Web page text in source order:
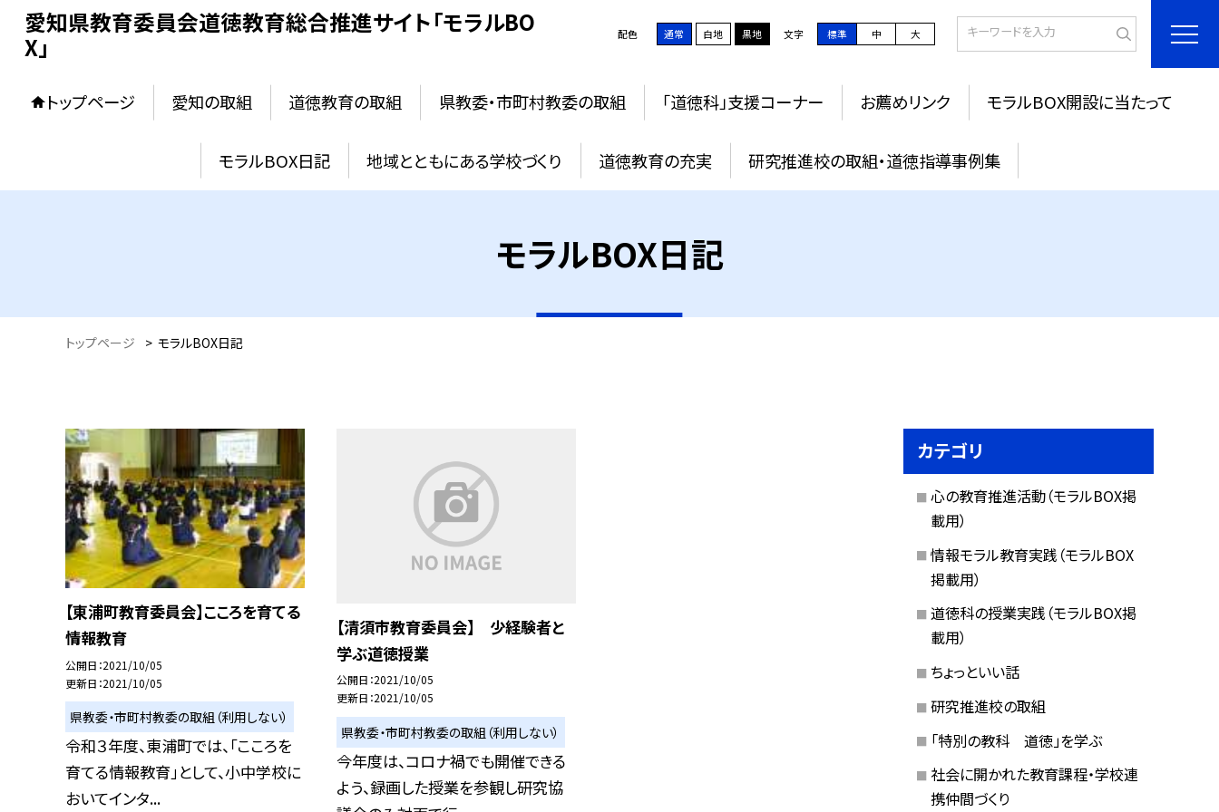
愛知県教育委員会道徳教育総合推進サイト「モラルBO
X」
配色 通常 白地 黒地 文字 標準 中 大
トップページ 愛知の取組 道徳教育の取組 県教委・市町村教委の取組 「道徳科」支援コーナー お薦めリンク モラルBOX開設に当たって
モラルBOX日記 地域とともにある学校づくり 道徳教育の充実 研究推進校の取組・道徳指導事例集
モラルBOX日記
トップページ > モラルBOX日記
【東浦町教育委員会】こころを育てる
情報教育
公開日 2021/10/05
更新日 2021/10/05
県教委・市町村教委の取組（利用しない）
令和３年度、東浦町では、「こころを
育てる情報教育」として、小中学校に
おいてインタ...
【清須市教育委員会】 少経験者と
学ぶ道徳授業
公開日 2021/10/05
更新日 2021/10/05
県教委・市町村教委の取組（利用しない）
今年度は、コロナ禍でも開催できる
よう、録画した授業を参観し研究協
カテゴリ
心の教育推進活動（モラルBOX掲
載用）
情報モラル教育実践（モラルBOX
掲載用）
道徳科の授業実践（モラルBOX掲
載用）
ちょっといい話
研究推進校の取組
「特別の教科 道徳」を学ぶ
社会に開かれた教育課程・学校連
携仲間づくり